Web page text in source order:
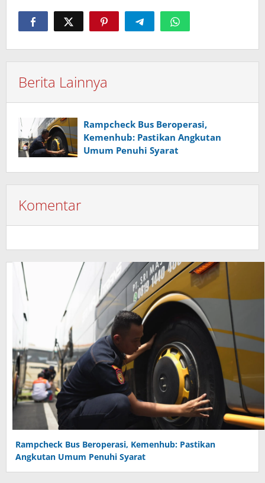
Berita Lainnya
Rampcheck Bus Beroperasi,
Kemenhub: Pastikan Angkutan
Umum Penuhi Syarat
Komentar
Rampcheck Bus Beroperasi, Kemenhub: Pastikan
Angkutan Umum Penuhi Syarat